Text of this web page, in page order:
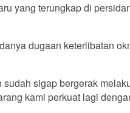
yang terungkap di
dugaan keterlibatan
sigap bergerak
kami perkuat lagi